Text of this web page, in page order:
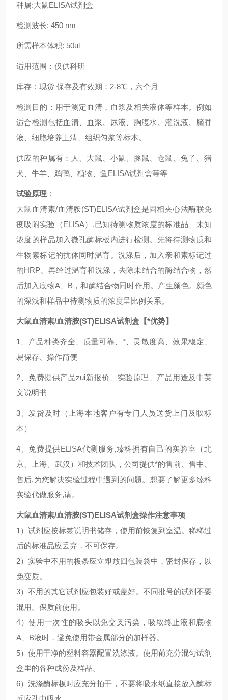
种属:大鼠ELISA试剂盒
检测波长: 450 nm
所需样本体积: 50ul
适用范围：仅供科研
库存：现货 保存及有效期：2-8℃，六个月
检测目的：用于测定血清，血浆及相关液体等样本。例如
适合检测包括血清、血浆、尿液、胸腹水、灌洗液、脑脊
液、细胞培养上清、组织匀浆等标本。
供应的种属有：人、大鼠、小鼠、豚鼠、仓鼠、兔子、猪
犬、牛羊、鸡鸭、植物、鱼ELISA试剂盒等等
试验原理 ：
大鼠血清素/血清胺(ST)ELISA试剂盒是固相夹心法酶联免
疫吸附实验（ELISA）.已知待测物质浓度的标准品、未知
浓度的样品加入微孔酶标板内进行检测。先将待测物质和
生物素标记的抗体同时温育。洗涤后，加入亲和素标记过
的HRP。再经过温育和洗涤，去除未结合的酶结合物，然
后加入底物A、B，和酶结合物同时作用。产生颜色。颜色
的深浅和样品中待测物质的浓度呈比例关系。
大鼠血清素/血清胺(ST)ELISA试剂盒 【*优势】
1、产品种类齐全、质量可靠、*、灵敏度高、效果稳定、
易保存、操作简便
2、免费提供产品zui新报价、实验原理、产品用途及中英
文说明书
3、发货及时（上海本地客户有专门人员送货上门及取标
本）
4、免费提供ELISA代测服务,臻科拥有自己的实验室（北
京、上海、武汉）和技术团队，公司提供*的售前、售中、
售后,为您解决实验过程中遇到的问题。想要了解更多臻科
实验代做服务,请。
大鼠血清素/血清胺(ST)ELISA试剂盒操作注意事项
1）试剂应按标签说明书储存，使用前恢复到室温。稀稀过
后的标准品应丢弃，不可保存。
2）实验中不用的板条应立即放回包装袋中，密封保存，以
免变质。
3）不用的其它试剂应包装好或盖好。不同批号的试剂不要
混用。保质前使用。
4）使用一次性的吸头以免交叉污染，吸取终止液和底物
A、B液时，避免使用带金属部分的加样器。
5）使用干净的塑料容器配置洗涤液。使用前充分混匀试剂
盒里的各种成份及样品。
6）洗涤酶标板时应充分拍干，不要将吸水纸直接放入酶标